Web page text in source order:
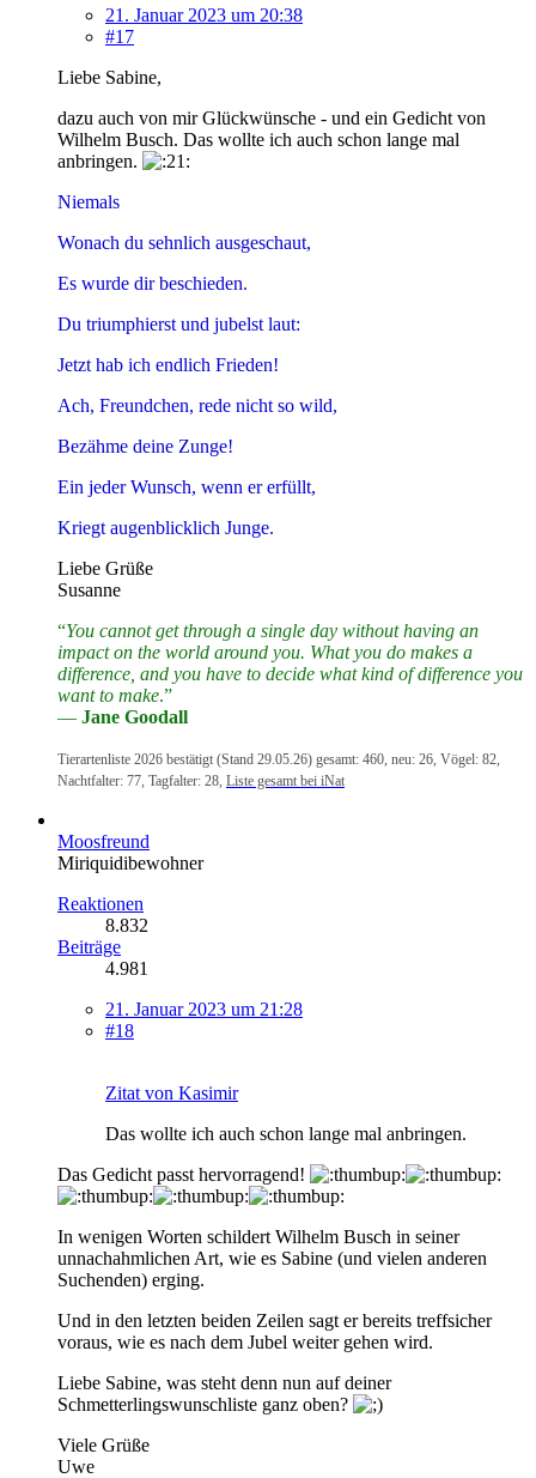
21. Januar 2023 um 20:38
#17
Liebe Sabine,
dazu auch von mir Glückwünsche - und ein Gedicht von
Wilhelm Busch. Das wollte ich auch schon lange mal
anbringen.
Niemals
Wonach du sehnlich ausgeschaut,
Es wurde dir beschieden.
Du triumphierst und jubelst laut:
Jetzt hab ich endlich Frieden!
Ach, Freundchen, rede nicht so wild,
Bezähme deine Zunge!
Ein jeder Wunsch, wenn er erfüllt,
Kriegt augenblicklich Junge.
Liebe Grüße
Susanne
“You cannot get through a single day without having an
impact on the world around you. What you do makes a
difference, and you have to decide what kind of difference you
want to make.”
― Jane Goodall
Tierartenliste 2026 bestätigt (Stand 29.05.26) gesamt: 460, neu: 26, Vögel: 82,
Nachtfalter: 77, Tagfalter: 28, Liste gesamt bei iNat
Moosfreund
Miriquidibewohner
Reaktionen
8.832
Beiträge
4.981
21. Januar 2023 um 21:28
#18
Zitat von Kasimir
Das wollte ich auch schon lange mal anbringen.
Das Gedicht passt hervorragend!
In wenigen Worten schildert Wilhelm Busch in seiner
unnachahmlichen Art, wie es Sabine (und vielen anderen
Suchenden) erging.
Und in den letzten beiden Zeilen sagt er bereits treffsicher
voraus, wie es nach dem Jubel weiter gehen wird.
Liebe Sabine, was steht denn nun auf deiner
Schmetterlingswunschliste ganz oben?
Viele Grüße
Uwe